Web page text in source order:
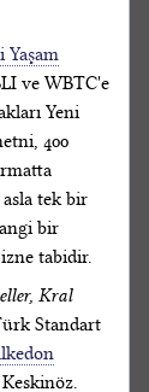
Yaşam
ve WBTC'e
Yeni
400
tek bir
bir
tabidir.
Kral
Standart